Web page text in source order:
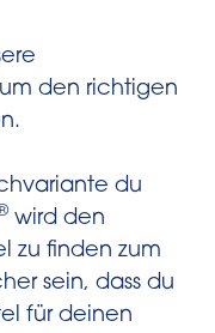
dies auf
tippen.
angezeigt.
meistens auf
Suche
Tablet:
tippen.Mit
den richtigen
du
wird den
zu finden zum
sein, dass du
für deinen